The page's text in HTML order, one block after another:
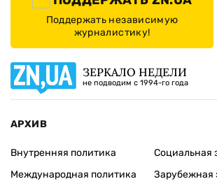
Поддержать независимую
журналистику!
ЗЕРКАЛО НЕДЕЛИ
не подводим с 1994-го года
АРХИВ
Внутренняя политика
Международная политика
Социальная
Зарубежная